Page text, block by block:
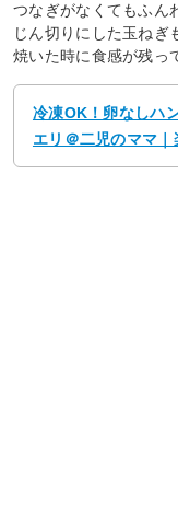
つなぎがなくてもふん
じん切りにした玉ねぎ
焼いた時に食感が残っ
冷凍OK！卵なしハ
エリ＠二児のママ